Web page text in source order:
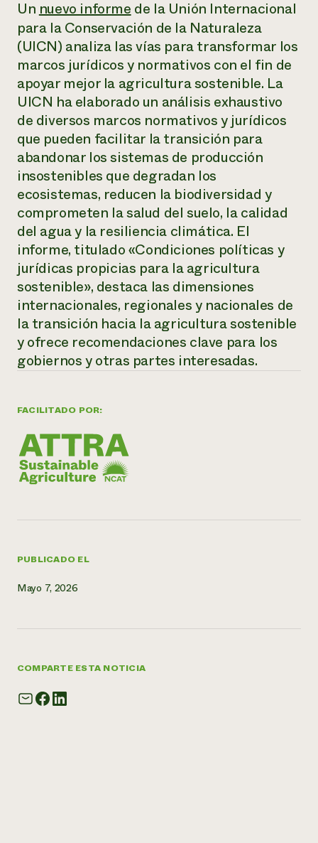
Informes anuales y financieros
Historias de impacto
Informe de
impacto 2024
LEER EL INFORME
Latinos en la agricultura
Sistemas alimentarios locales
Agricultura urbana
Las mujeres en la agricultura
Evento anual de reciclaje de productos electrónicos
Programa de descuentos de NorthWestern Energy
Servicios energéticos comerciales
Servicios energéticos residenciales
LIHEAP
Centro de intercambio de información AgriSolar
Blog
Podcasts
Publicaciones
Cursos cortos
Vídeos
Oportunidades de financiación
Noticias
Internship Hub
Buscar prácticas
Contratar a un becario
un
Asociaciones empresariales
Donar
Donaciones planificadas
Boletín
Consultas de los medios de comunicación
Todos
contribuyen a la
resiliencia de la
comunidad.
DONAR AHORA
FACILITADO POR:
PUBLICADO EL
Mayo 7, 2026
COMPARTE ESTA NOTICIA
Unnuevo informede la Unión Internacional
para la Conservación de la Naturaleza
(UICN) analiza las vías para transformar los
marcos jurídicos y normativos con el fin de
apoyar mejor la agricultura sostenible. La
UICN ha elaborado un análisis exhaustivo
de diversos marcos normativos y jurídicos
que pueden facilitar la transición para
abandonar los sistemas de producción
insostenibles que degradan los
ecosistemas, reducen la biodiversidad y
comprometen la salud del suelo, la calidad
del agua y la resiliencia climática. El
informe, titulado «Condiciones políticas y
jurídicas propicias para la agricultura
sostenible», destaca las dimensiones
internacionales, regionales y nacionales de
la transición hacia la agricultura sostenible
y ofrece recomendaciones clave para los
gobiernos y otras partes interesadas.